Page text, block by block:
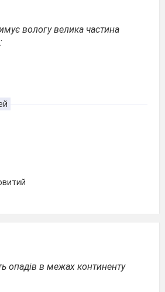
вологу велика частина
опадів в межах континенту